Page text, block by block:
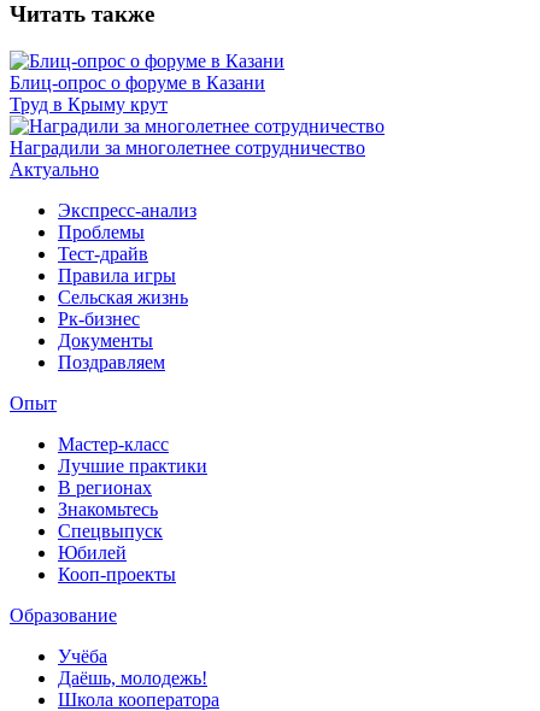
Читать также
Блиц-опрос о форуме в Казани
Труд в Крыму крут
Наградили за многолетнее сотрудничество
Актуально
Экспресс-анализ
Проблемы
Тест-драйв
Правила игры
Сельская жизнь
Рк-бизнес
Документы
Поздравляем
Опыт
Мастер-класс
Лучшие практики
В регионах
Знакомьтесь
Спецвыпуск
Юбилей
Кооп-проекты
Образование
Учёба
Даёшь, молодежь!
Школа кооператора